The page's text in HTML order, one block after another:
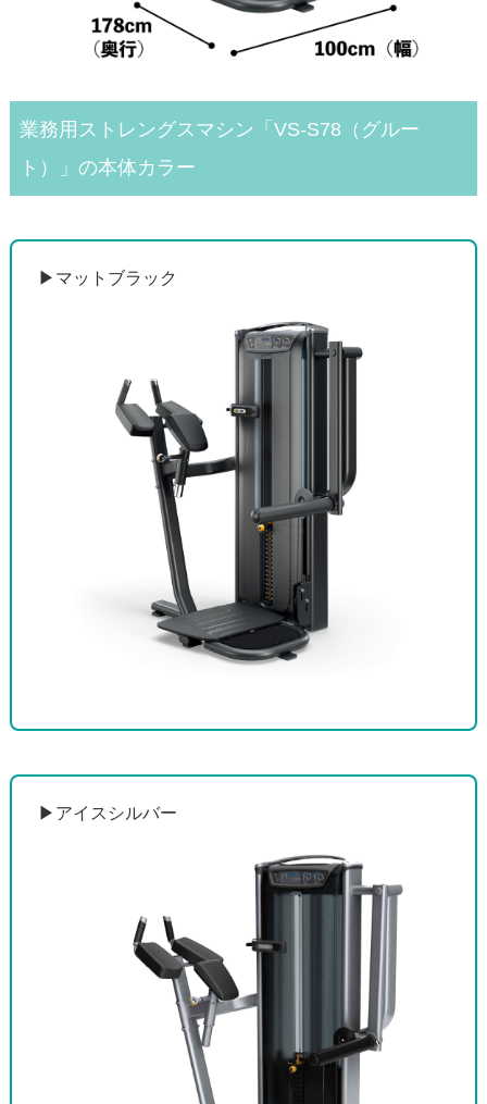
業務用ストレングスマシン「VS-S78（グルー
ト）」の本体カラー
▶︎マットブラック
▶︎アイスシルバー